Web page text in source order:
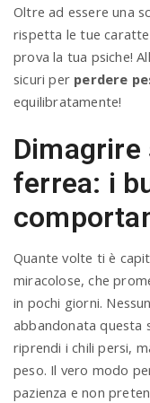
Oltre ad essere una
rispetta le tue
prova la tua psiche!
sicuri per perdere
equilibratamente!
Dimagrire
ferrea: i
Quante volte ti è
miracolose, che
in pochi giorni.
abbandonata questa
riprendi i chili persi,
peso. Il vero modo
pazienza e non